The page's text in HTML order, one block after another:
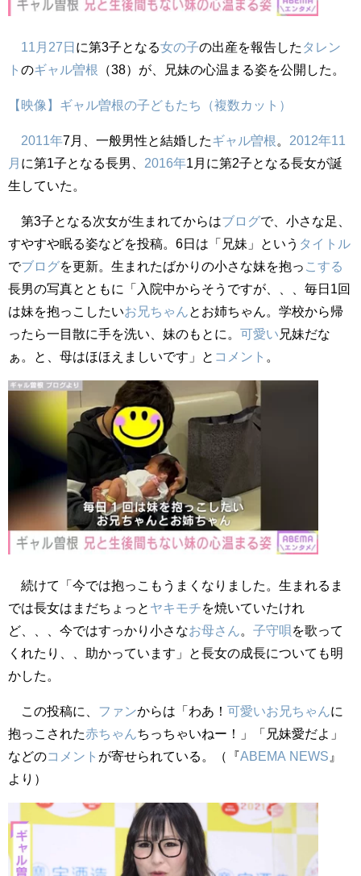
11月27日 に第3子となる女の子の出産を報告した タレン
ト のギャル曽根 （38）が、兄妹の心温まる姿を公開した。
【映像】ギャル曽根の子どもたち（複数カット）
2011年7月、一般男性と結婚したギャル曽根 2012年11
月 に第1子となる長男、 2016年1月に第2子となる長女が誕
生していた。
第3子となる次女が生まれてからはブログで、小さな足、
すやすや眠る姿などを投稿。6日は「兄妹」という タイトル
でブログを更新。生まれたばかりの小さな妹を抱っ こする
長男の写真とともに「入院中からそうですが、、、毎日1回
は妹を抱っこしたいお兄ちゃん とお姉ちゃん。学校から帰
ったら一目散に手を洗い、妹のもとに。 可愛い 兄妹だな
ぁ。と、母はほほえましいです」と コメント
続けて「今では抱っこもうまくなりました。生まれるま
では長女はまだちょっと ヤキモチを焼いていたけれ
ど、、、今ではすっかり小さなお母さん 子守唄 を歌って
くれたり、、助かっています」と長女の成長についても明
かした。
この投稿に、 ファンからは「わあ！ 可愛いお兄ちゃん に
抱っこされた赤ちゃん ちっちゃいねー！」「兄妹愛だよ」
などのコメント が寄せられている。（『ABEMA NEWS 』
より）